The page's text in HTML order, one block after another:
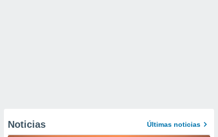
Noticias Últimas noticias